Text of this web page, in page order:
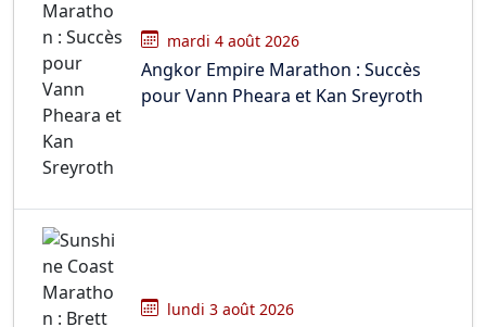
mardi 4 août 2026
Angkor Empire Marathon : Succès
pour Vann Pheara et Kan Sreyroth
lundi 3 août 2026